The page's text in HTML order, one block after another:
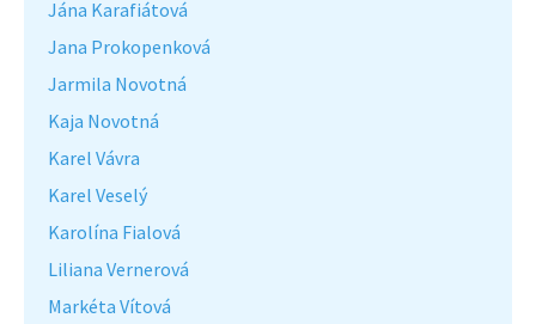
Jána Karafiátová
Jana Prokopenková
Jarmila Novotná
Kaja Novotná
Karel Vávra
Karel Veselý
Karolína Fialová
Liliana Vernerová
Markéta Vítová